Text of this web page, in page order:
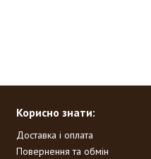
Корисно знати:
Доставка і оплата
Повернення та обмін